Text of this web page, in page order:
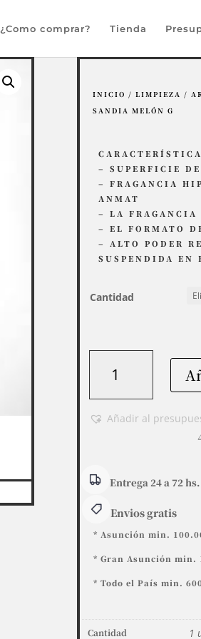
¿Como comprar? Tiendaproductos
INICIO /LIMPIEZA /
SANDIA MELÓN G
– SUPERFICIE
– FRAGANCIA
ANMAT
– LA FRAGANCIA
– EL FORMATO
– ALTO PODER
SUSPENDIDA EN
Cantidad
Sandia
cantidad
Añadir al
Entrega 24 a 72
Envios gratis
* Asunción min.
* Gran Asunción min.
* Todo el País min.
Cantidad 1